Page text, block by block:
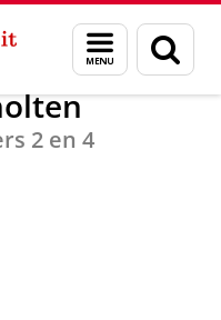
Menu
en
zoeken
Scholten
2 en 4